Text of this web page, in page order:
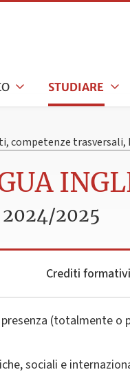
STUDIARE
competenze trasversali,
2024/2025
Crediti
(totalmente o
sociali e